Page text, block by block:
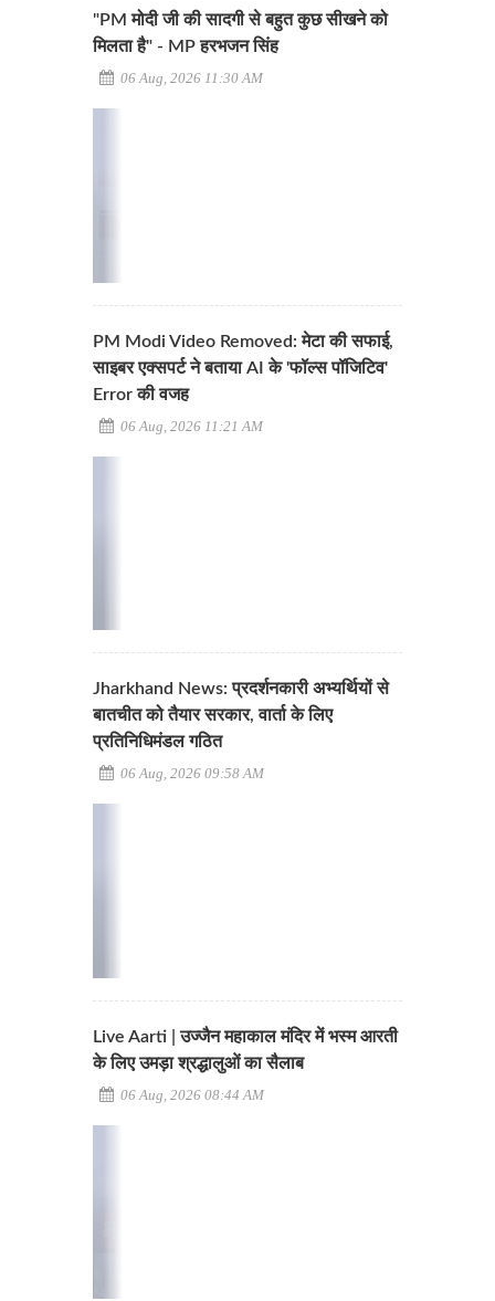
"PM मोदी जी की सादगी से बहुत कुछ सीखने को
मिलता है" - MP हरभजन सिंह
06 Aug, 2026 11:30 AM
PM Modi Video Removed: मेटा की सफाई,
साइबर एक्सपर्ट ने बताया AI के 'फॉल्स पॉजिटिव'
Error की वजह
06 Aug, 2026 11:21 AM
Jharkhand News: प्रदर्शनकारी अभ्यर्थियों से
बातचीत को तैयार सरकार, वार्ता के लिए
प्रतिनिधिमंडल गठित
06 Aug, 2026 09:58 AM
Live Aarti | उज्जैन महाकाल मंदिर में भस्म आरती
के लिए उमड़ा श्रद्धालुओं का सैलाब
06 Aug, 2026 08:44 AM